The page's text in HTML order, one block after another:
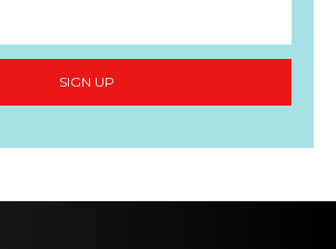
SIGN UP